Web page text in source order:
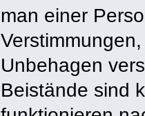
man einer
Unbehagen
Beistände sind